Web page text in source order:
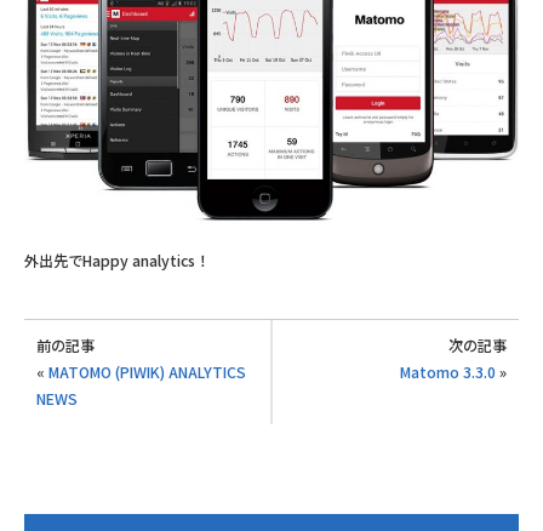
外出先でHappy analytics！
前の記事
« MATOMO (PIWIK) ANALYTICS
NEWS
次の記事
Matomo 3.3.0 »